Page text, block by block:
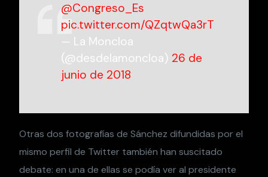
@Congreso_Es
pic.twitter.com/QZqtwQa3rT
— La Moncloa
(@desdelamoncloa) 26 de
junio de 2018
Otras dos fotografías de Sánchez difundidas por el
mismo perfil de Twitter también han suscitado
debate: en una de ellas se podía ver al presidente